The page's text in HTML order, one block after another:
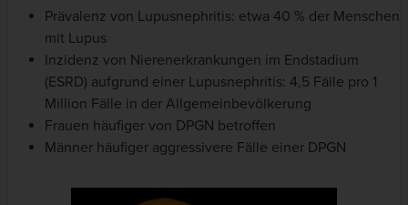
Prävalenz von Lupusnephritis: etwa 40 % der Menschen
mit Lupus
Inzidenz von Nierenerkrankungen im Endstadium
(ESRD) aufgrund einer Lupusnephritis: 4,5 Fälle pro 1
Million Fälle in der Allgemeinbevölkerung
Frauen häufiger von DPGN betroffen
Männer häufiger aggressivere Fälle einer DPGN